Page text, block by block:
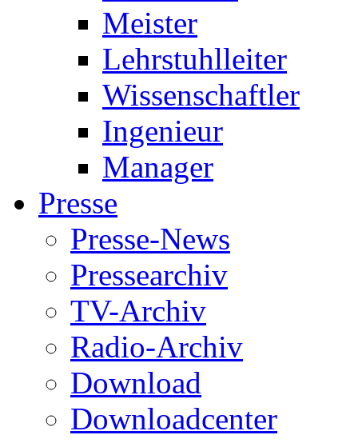
Meister
Lehrstuhlleiter
Wissenschaftler
Ingenieur
Manager
Presse
Presse-News
Pressearchiv
TV-Archiv
Radio-Archiv
Download
Downloadcenter